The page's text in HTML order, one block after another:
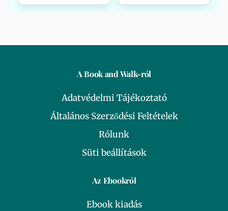
A Book and Walk-ról
Adatvédelmi Tájékoztató
Általános Szerződési Feltételek
Rólunk
Süti beállítások
Az Ebookról
Ebook kiadás